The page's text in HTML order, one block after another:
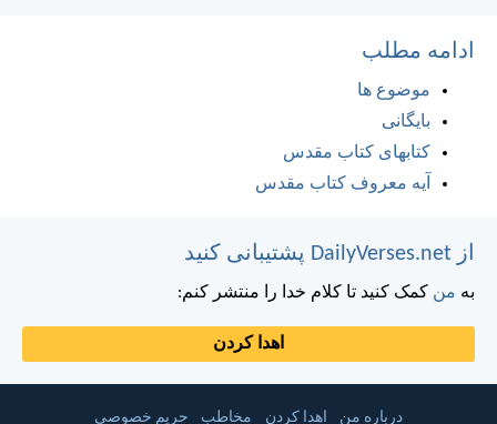
ادامه مطلب
موضوع ها
بایگانی
کتابهای کتاب مقدس
آیه معروف کتاب مقدس
از DailyVerses.net پشتیبانی کنید
به من کمک کنید تا کلام خدا را منتشر کنم:
اهدا کردن
درباره من اهدا کردن مخاطب حریم خصوصی